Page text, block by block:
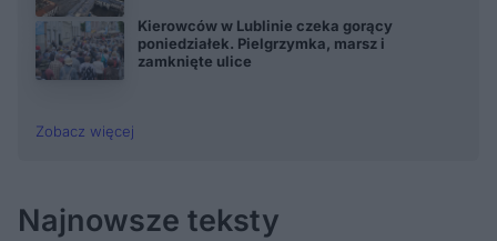
Kierowców w Lublinie czeka gorący
poniedziałek. Pielgrzymka, marsz i
zamknięte ulice
Zobacz więcej
Najnowsze teksty